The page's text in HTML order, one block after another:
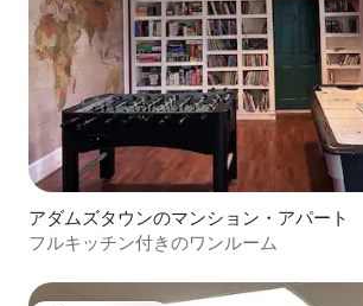
アダムズタウンのマンション・アパート
フルキッチン付きのワンルーム